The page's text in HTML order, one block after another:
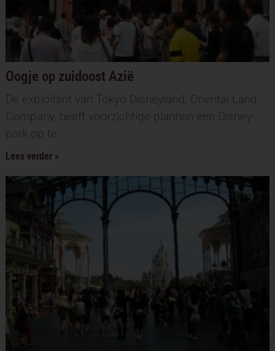
Oogje op zuidoost Azië
De exploitant van Tokyo Disneyland, Oriental Land
Company, heeft voorzichtige plannen een Disney-
park op te
Lees verder »